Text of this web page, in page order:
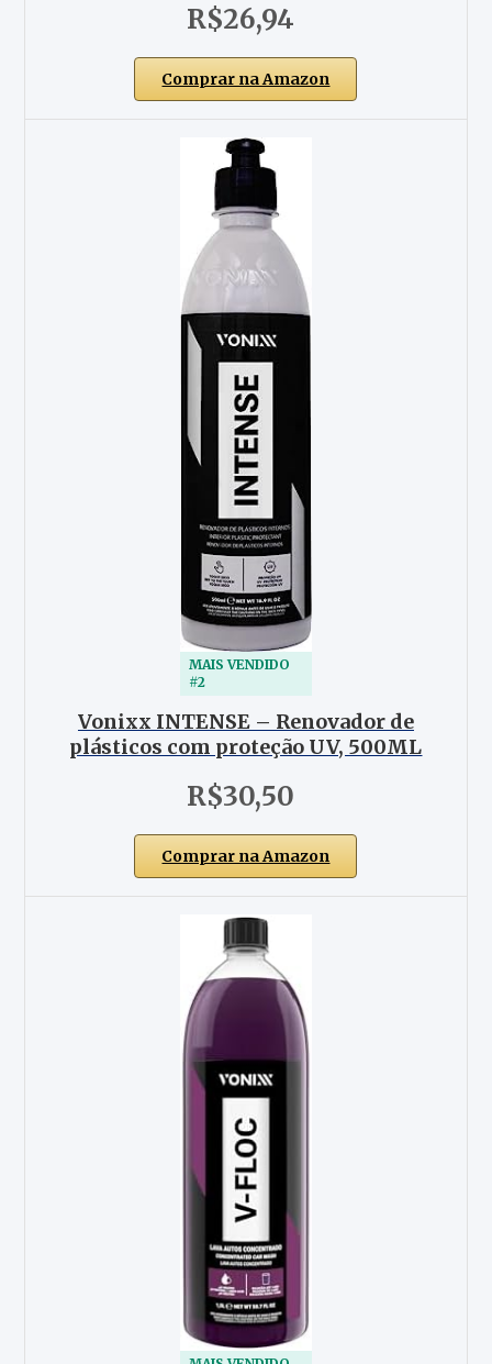
R$26,94
Comprar na Amazon
MAIS VENDIDO
#2
Vonixx INTENSE – Renovador de
plásticos com proteção UV, 500ML
R$30,50
Comprar na Amazon